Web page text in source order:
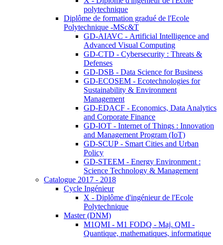
polytechnique
Diplôme de formation gradué de l'Ecole
Polytechnique -MSc&T
GD-AIAVC - Artificial Intelligence and
Advanced Visual Computing
GD-CTD - Cybersecurity : Threats &
Defenses
GD-DSB - Data Science for Business
GD-ECOSEM - Ecotechnologies for
Sustainability & Environment
Management
GD-EDACF - Economics, Data Analytics
and Corporate Finance
GD-IOT - Internet of Things : Innovation
and Management Program (IoT)
GD-SCUP - Smart Cities and Urban
Policy
GD-STEEM - Energy Environment :
Science Technology & Management
Catalogue 2017 - 2018
Cycle Ingénieur
X - Diplôme d'ingénieur de l'Ecole
Polytechnique
Master (DNM)
M1QMI - M1 FODQ - Maj. QMI -
Quantique, mathematiques, informatique